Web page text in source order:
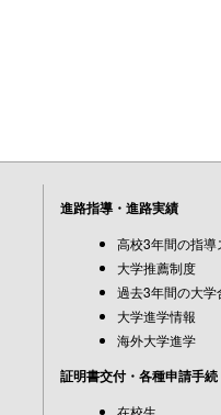
進路指導・進路実績
高校3年間の指導
大学推薦制度
過去3年間の大学
大学進学情報
海外大学進学
証明書交付・各種申請手続
在校生